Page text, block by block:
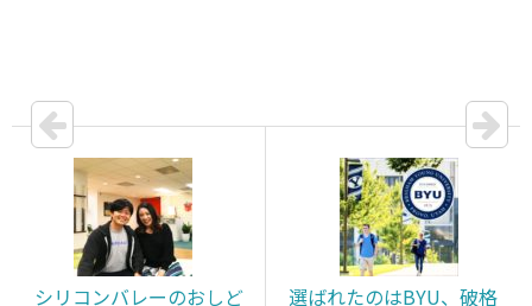
シリコンバレーのおしど 選ばれたのはBYU、破格